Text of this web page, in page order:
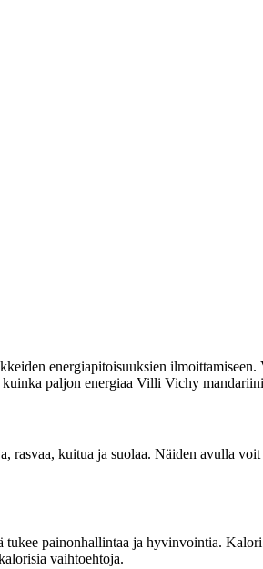
energiapitoisuuksien
paljon energiaa Villi Vichy
kuitua ja suolaa. Näiden avulla
tukee painonhallintaa ja hyvinvointia.
vaihtoehtoja.